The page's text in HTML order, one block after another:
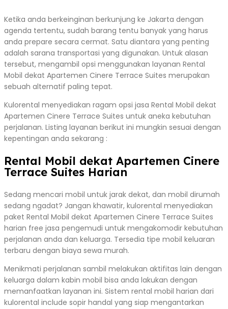
Ketika anda berkeinginan berkunjung ke Jakarta dengan
agenda tertentu, sudah barang tentu banyak yang harus
anda prepare secara cermat. Satu diantara yang penting
adalah sarana transportasi yang digunakan. Untuk alasan
tersebut, mengambil opsi menggunakan layanan Rental
Mobil dekat Apartemen Cinere Terrace Suites merupakan
sebuah alternatif paling tepat.
Kulorental menyediakan ragam opsi jasa Rental Mobil dekat
Apartemen Cinere Terrace Suites untuk aneka kebutuhan
perjalanan. Listing layanan berikut ini mungkin sesuai dengan
kepentingan anda sekarang :
Rental Mobil dekat Apartemen Cinere
Terrace Suites Harian
Sedang mencari mobil untuk jarak dekat, dan mobil dirumah
sedang ngadat? Jangan khawatir, kulorental menyediakan
paket Rental Mobil dekat Apartemen Cinere Terrace Suites
harian free jasa pengemudi untuk mengakomodir kebutuhan
perjalanan anda dan keluarga. Tersedia tipe mobil keluaran
terbaru dengan biaya sewa murah.
Menikmati perjalanan sambil melakukan aktifitas lain dengan
keluarga dalam kabin mobil bisa anda lakukan dengan
memanfaatkan layanan ini. Sistem rental mobil harian dari
kulorental include sopir handal yang siap mengantarkan